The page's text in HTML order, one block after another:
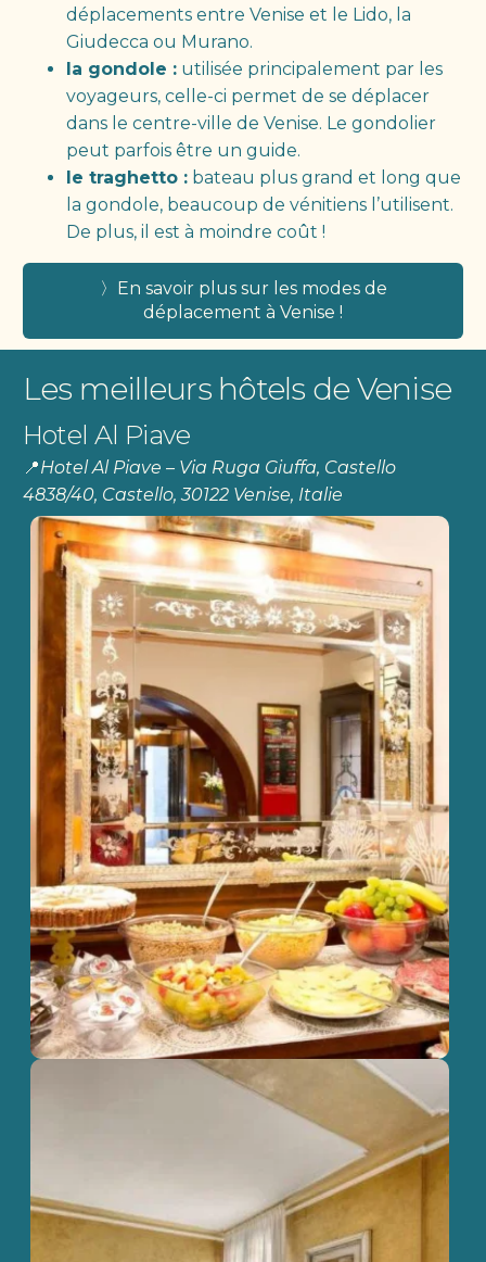
déplacements entre Venise et le Lido, la
Giudecca ou Murano.
la gondole :utilisée principalement par les
voyageurs, celle-ci permet de se déplacer
dans le centre-ville de Venise. Le gondolier
peut parfois être un guide.
le traghetto :bateau plus grand et long que
la gondole, beaucoup de vénitiens l’utilisent.
De plus, il est à moindre coût !
〉En savoir plus sur les modes de
déplacement à Venise !
Les meilleurs hôtels de Venise
Hotel Al Piave
📍Hotel Al Piave – Via Ruga Giuffa, Castello
4838/40, Castello, 30122 Venise, Italie